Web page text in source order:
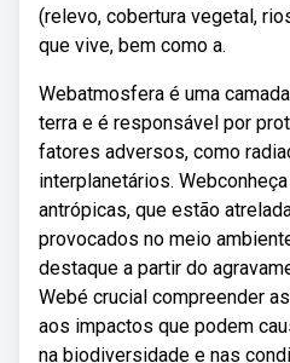
(relevo, cobertura vegetal,
que vive, bem como a.
Webatmosfera é uma
terra e é responsável por
fatores adversos, como
interplanetários.
antrópicas, que estão
provocados no meio
destaque a partir do
Webé crucial compreender
aos impactos que podem
na biodiversidade e nas